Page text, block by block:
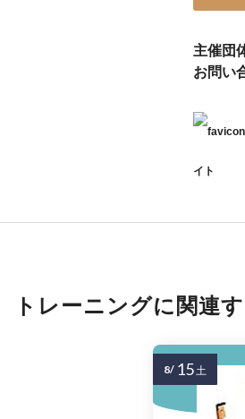
主催団
お問い
イト
トレーニングに関連
8/ 15土